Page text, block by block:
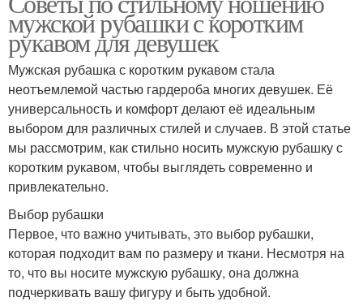
мужской рубашки с коротким
рукавом для девушек
Мужская рубашка с коротким рукавом стала
неотъемлемой частью гардероба многих девушек. Её
универсальность и комфорт делают её идеальным
выбором для различных стилей и случаев. В этой статье
мы рассмотрим, как стильно носить мужскую рубашку с
коротким рукавом, чтобы выглядеть современно и
привлекательно.
Выбор рубашки
Первое, что важно учитывать, это выбор рубашки,
которая подходит вам по размеру и ткани. Несмотря на
то, что вы носите мужскую рубашку, она должна
подчеркивать вашу фигуру и быть удобной.